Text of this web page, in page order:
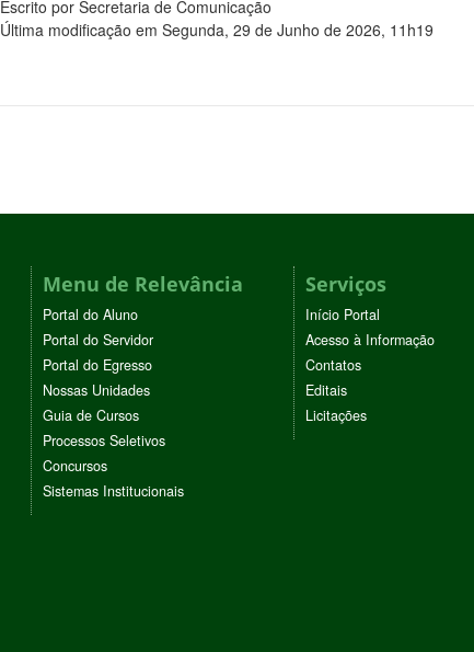
Escrito por Secretaria de Comunicação
Última modificação em Segunda, 29 de Junho de 2026, 11h19
Menu de Relevância
Portal do Aluno
Portal do Servidor
Portal do Egresso
Nossas Unidades
Guia de Cursos
Processos Seletivos
Concursos
Sistemas Institucionais
Serviços
Início Portal
Acesso à Informação
Contatos
Editais
Licitações